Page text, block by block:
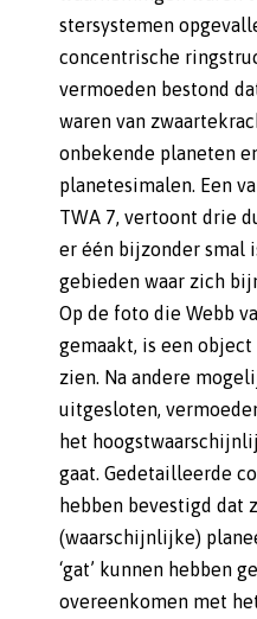
stersystemen
concentrische
vermoeden bestond
waren van
onbekende planeten
planetesimalen. Een
TWA 7, vertoont drie
er één bijzonder smal
gebieden waar zich
Op de foto die Webb
gemaakt, is een
zien. Na andere
uitgesloten,
het
gaat. Gedetailleerde
hebben bevestigd dat
(waarschijnlijke)
‘gat’ kunnen hebben
overeenkomen met